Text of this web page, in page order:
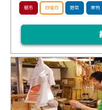
朝市 日曜日 野菜 果物